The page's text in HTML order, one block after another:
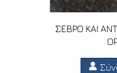
ΣΕΒΡΟ ΚΑΙ